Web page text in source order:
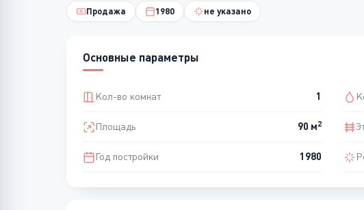
Продажа 1980 не указано
Основные параметры
Кол-во комнат 1
Площадь 90 м2
Год постройки 1980